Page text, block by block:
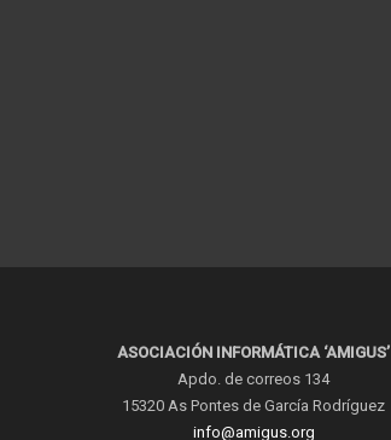
ASOCIACIÓN INFORMÁTICA ‘AMIGUS’
Apdo. de correos 134
15320 As Pontes de García Rodríguez
info@amigus.org